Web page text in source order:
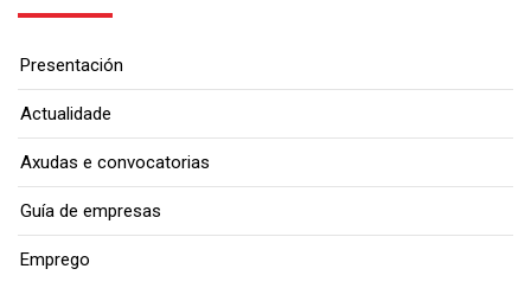
Presentación
Actualidade
Axudas e convocatorias
Guía de empresas
Emprego